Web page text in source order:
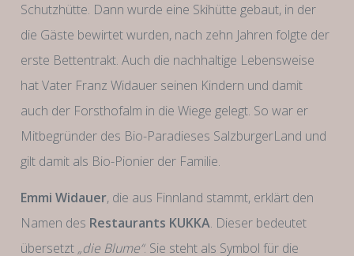
Schutzhütte. Dann wurde eine Skihütte gebaut, in der
die Gäste bewirtet wurden, nach zehn Jahren folgte der
erste Bettentrakt. Auch die nachhaltige Lebensweise
hat Vater Franz Widauer seinen Kindern und damit
auch der Forsthofalm in die Wiege gelegt. So war er
Mitbegründer des Bio-Paradieses SalzburgerLand und
gilt damit als Bio-Pionier der Familie.
Emmi Widauer, die aus Finnland stammt, erklärt den
Namen des Restaurants KUKKA. Dieser bedeutet
übersetzt „die Blume“. Sie steht als Symbol für die